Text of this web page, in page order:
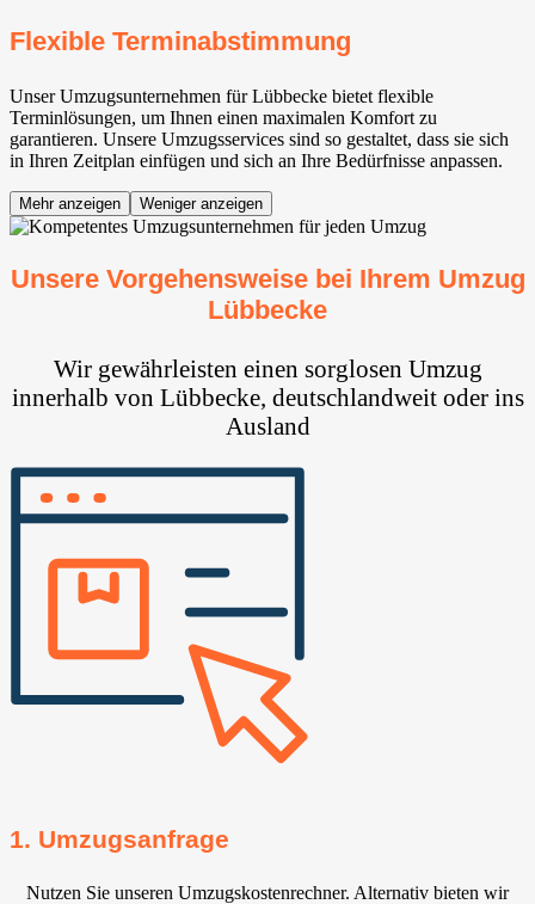
Flexible Terminabstimmung
Unser Umzugsunternehmen für Lübbecke bietet flexible
Terminlösungen, um Ihnen einen maximalen Komfort zu
garantieren. Unsere Umzugsservices sind so gestaltet, dass sie sich
in Ihren Zeitplan einfügen und sich an Ihre Bedürfnisse anpassen.
Mehr anzeigen Weniger anzeigen
Unsere Vorgehensweise bei Ihrem Umzug
Lübbecke
Wir gewährleisten einen sorglosen Umzug
innerhalb von Lübbecke, deutschlandweit oder ins
Ausland
1. Umzugsanfrage
Nutzen Sie unseren Umzugskostenrechner. Alternativ bieten wir